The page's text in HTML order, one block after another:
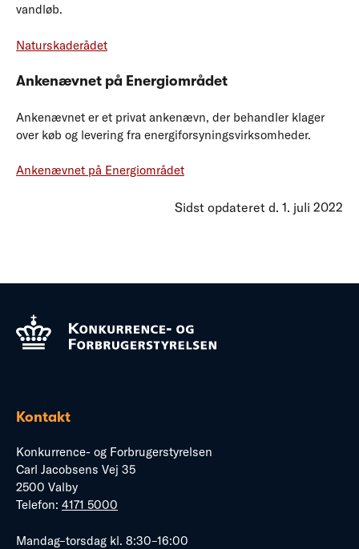
vandløb.
Naturskaderådet
Ankenævnet på Energiområdet
Ankenævnet er et privat ankenævn, der behandler klager
over køb og levering fra energiforsyningsvirksomheder.
Ankenævnet på Energiområdet
Sidst opdateret d. 1. juli 2022
Kontakt
Konkurrence- og Forbrugerstyrelsen
Carl Jacobsens Vej 35
2500 Valby
Telefon: 4171 5000
Mandag–torsdag kl. 8:30–16:00